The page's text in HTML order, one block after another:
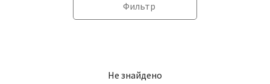
Фильтр
Не знайдено